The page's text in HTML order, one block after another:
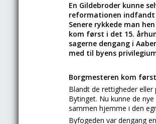
En Gildebroder kunne
reformationen indfandt
Senere rykkede man
kom først i det 15.
sagerne dengang i
med til byens
Borgmesteren kom
Blandt de rettigheder
Bytinget. Nu kunne de
sammen hjemme i den
Byfogeden var dengang